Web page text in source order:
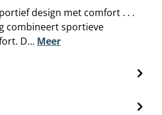
design met comfort . . .
combineert sportieve
D… Meer